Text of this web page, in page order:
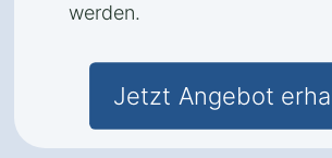
werden.
Jetzt Angebot